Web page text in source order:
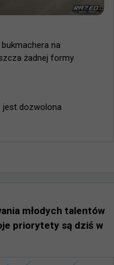
na
żadnej formy
jest dozwolona
młodych talentów
priorytety są dziś w